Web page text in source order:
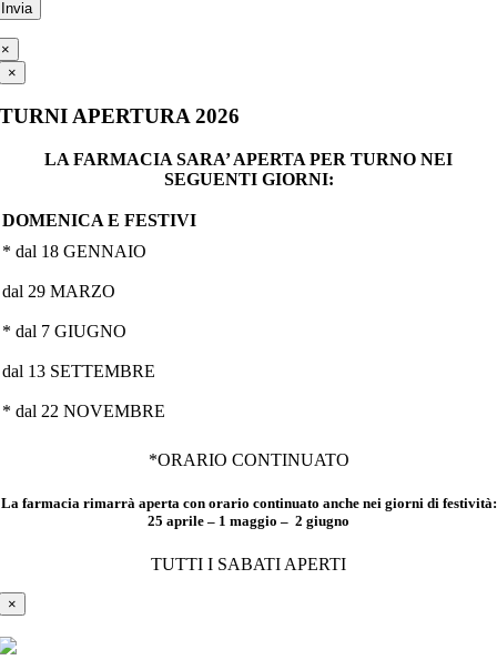
×
×
TURNI APERTURA 2026
LA FARMACIA SARA’ APERTA PER TURNO NEI
SEGUENTI GIORNI:
DOMENICA E FESTIVI
* dal 18 GENNAIO
dal 29 MARZO
* dal 7 GIUGNO
dal 13 SETTEMBRE
* dal 22 NOVEMBRE
*ORARIO CONTINUATO
La farmacia rimarrà aperta con orario continuato anche nei giorni di festività:
25 aprile – 1 maggio – 2 giugno
TUTTI I SABATI APERTI
×